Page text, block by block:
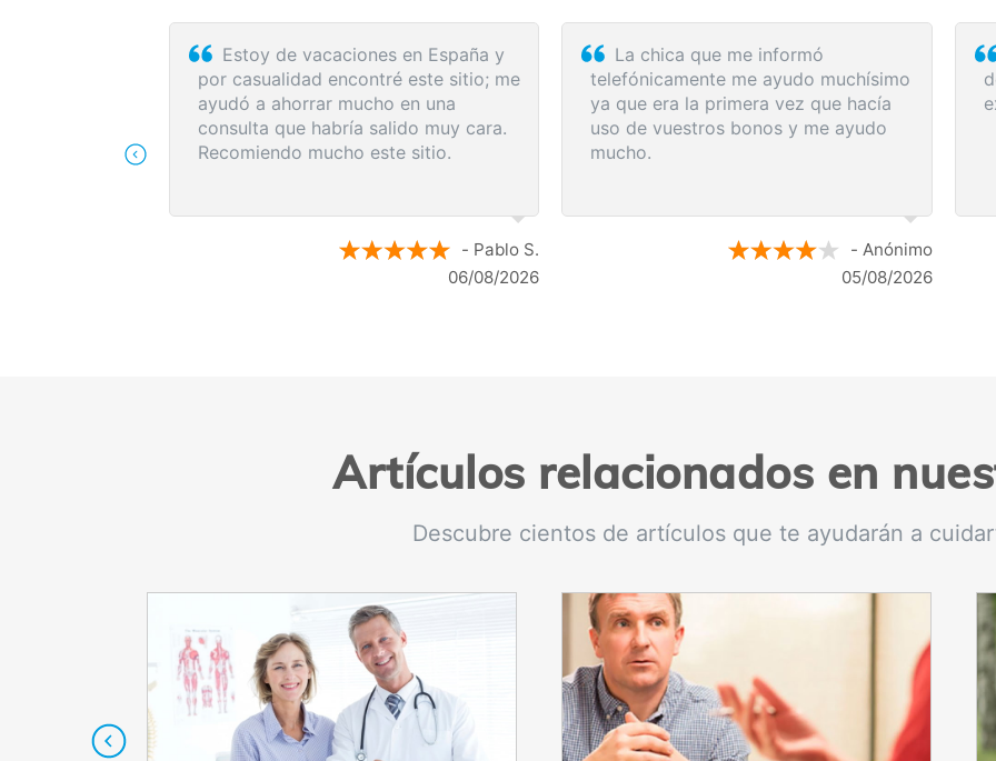
El proceso de reserva fue
sumamente sencillo. La videollamada
con la médica resultó de gran ayuda:
me explicó detalladamente las
posibles causas de mi dolencia, me
resultados de la resonancia.
- Anónimo
04/08/2026
Rapidez y eficacia en la compra de
los servicios médicos. Lo recomiendo.
- Anónimo
04/08/2026
Artículos relacionados en
Descubre cientos de artículos que te ayudarán a